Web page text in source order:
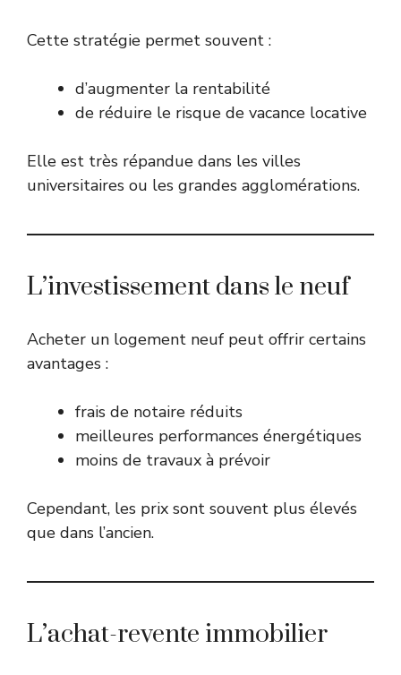
Cette stratégie permet souvent :
d’augmenter la rentabilité
de réduire le risque de vacance locative
Elle est très répandue dans les villes
universitaires ou les grandes agglomérations.
L’investissement dans le neuf
Acheter un logement neuf peut offrir certains
avantages :
frais de notaire réduits
meilleures performances énergétiques
moins de travaux à prévoir
Cependant, les prix sont souvent plus élevés
que dans l’ancien.
L’achat-revente immobilier